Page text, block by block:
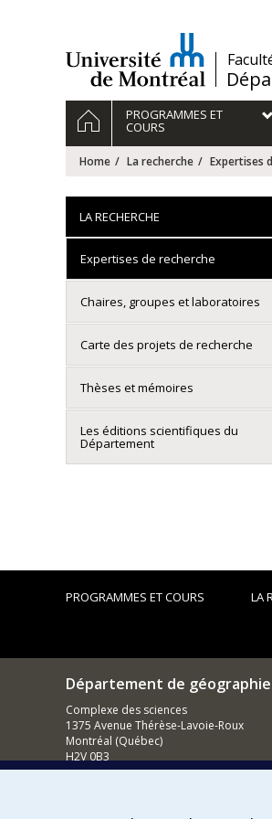
/
Navigation
principale
HOMEPROGRAMMES ET
COURS
Home La recherche Expertises
LA RECHERCHE
Expertises de recherche
Chaires, groupes et laboratoires
Carte des projets de recherche
Thèses et mémoires
Les éditions scientifiques du
Département
PROGRAMMES ET COURS LA
Département de géographie
Complexe des sciences
1375 Avenue Thérèse-Lavoie-Roux
Montréal (Québec)
H2V 0B3